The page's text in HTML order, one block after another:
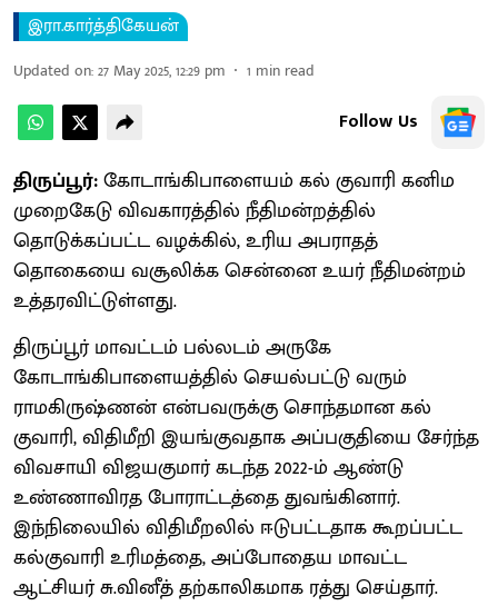
இரா.கார்த்திகேயன்
Updated on:27 May 2025, 12:29 pm 1 min read
Follow Us
திருப்பூர்:கோடாங்கிபாளையம் கல் குவாரி கனிம
முறைகேடு விவகாரத்தில் நீதிமன்றத்தில்
தொடுக்கப்பட்ட வழக்கில், உரிய அபராதத்
தொகையை வசூலிக்க சென்னை உயர் நீதிமன்றம்
உத்தரவிட்டுள்ளது.
திருப்பூர் மாவட்டம் பல்லடம் அருகே
கோடாங்கிபாளையத்தில் செயல்பட்டு வரும்
ராமகிருஷ்ணன் என்பவருக்கு சொந்தமான கல்
குவாரி, விதிமீறி இயங்குவதாக அப்பகுதியை சேர்ந்த
விவசாயி விஜயகுமார் கடந்த 2022-ம் ஆண்டு
உண்ணாவிரத போராட்டத்தை துவங்கினார்.
இந்நிலையில் விதிமீறலில் ஈடுபட்டதாக கூறப்பட்ட
கல்குவாரி உரிமத்தை, அப்போதைய மாவட்ட
ஆட்சியர் சு.வினீத் தற்காலிகமாக ரத்து செய்தார்.